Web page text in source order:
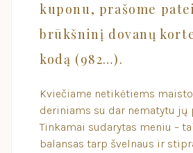
kuponu, prašome
brūkšninį dovanų
kodą (982…).
Kviečiame netikėtiems
deriniams su dar nematytu jų
Tinkamai sudarytas meniu –
balansas tarp švelnaus ir